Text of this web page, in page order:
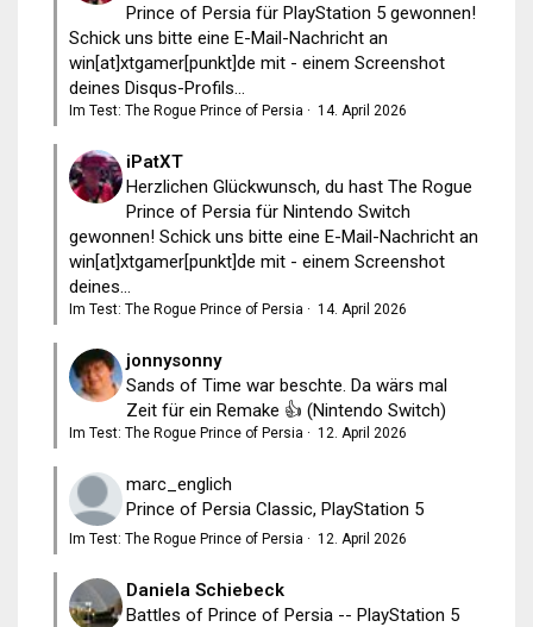
Prince of Persia für PlayStation 5 gewonnen!
Schick uns bitte eine E-Mail-Nachricht an
win[at]xtgamer[punkt]de mit - einem Screenshot
deines Disqus-Profils...
Im Test: The Rogue Prince of Persia · 14. April 2026
iPatXT
Herzlichen Glückwunsch, du hast The Rogue
Prince of Persia für Nintendo Switch
gewonnen! Schick uns bitte eine E-Mail-Nachricht an
win[at]xtgamer[punkt]de mit - einem Screenshot
deines...
Im Test: The Rogue Prince of Persia · 14. April 2026
jonnysonny
Sands of Time war beschte. Da wärs mal
Zeit für ein Remake 👍 (Nintendo Switch)
Im Test: The Rogue Prince of Persia · 12. April 2026
marc_englich
Prince of Persia Classic, PlayStation 5
Im Test: The Rogue Prince of Persia · 12. April 2026
Daniela Schiebeck
Battles of Prince of Persia -- PlayStation 5